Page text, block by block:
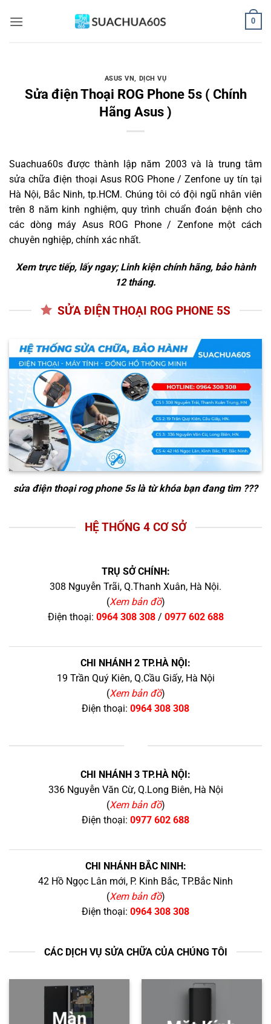
qua
0
ASUS VN, DỊCH VỤ
Sửa điện Thoại ROG Phone 5s ( Chính
Hãng Asus )
Suachua60s được thành lập năm 2003 và là trung tâm
sửa chữa điện thoại Asus ROG Phone / Zenfone uy tín tại
Hà Nội, Bắc Ninh, tp.HCM. Chúng tôi có đội ngũ nhân viên
trên 8 năm kinh nghiệm, quy trình chuẩn đoán bệnh cho
các dòng máy Asus ROG Phone / Zenfone một cách
chuyên nghiệp, chính xác nhất.
Xem trực tiếp, lấy ngay; Linh kiện chính hãng, bảo hành
12 tháng.
SỬA ĐIỆN THOẠI ROG PHONE 5S
sửa điện thoại rog phone 5slà từ khóa bạn đang tìm ???
HỆ THỐNG 4 CƠ SỞ
TRỤ SỞ CHÍNH:
308 Nguyễn Trãi, Q.Thanh Xuân, Hà Nội.
(Xem bản đồ)
Điện thoại: 0964 308 308/ 0977 602 688
CHI NHÁNH 2 TP.HÀ NỘI:
19 Trần Quý Kiên, Q.Cầu Giấy, Hà Nội
(Xem bản đồ)
Điện thoại: 0964 308 308
CHI NHÁNH 3 TP.HÀ NỘI:
336 Nguyễn Văn Cừ, Q.Long Biên, Hà Nội
(Xem bản đồ)
Điện thoại: 0977 602 688
CHI NHÁNH BẮC NINH:
42 Hồ Ngọc Lân mới, P. Kinh Bắc, TP.Bắc Ninh
(Xem bản đồ)
Điện thoại: 0964 308 308
CÁC DỊCH VỤ SỬA CHỮA CỦA CHÚNG TÔI
Màn